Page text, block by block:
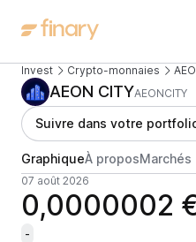
Invest Crypto-monnaies
AEON CITYAEONCITY
Suivre dans votre
GraphiqueÀ proposMarchés
07 août 2026
0,0000002
-